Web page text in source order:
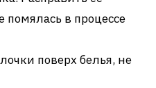
помялась в процессе
поверх белья, не